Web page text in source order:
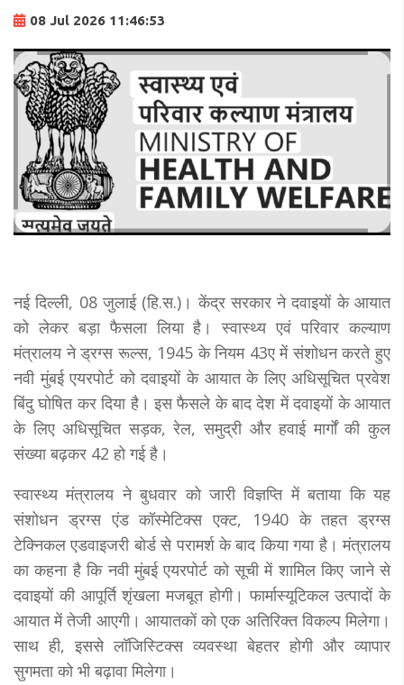
08 Jul 2026 11:46:53
नई दिल्ली, 08 जुलाई (हि.स.)। केंद्र सरकार ने दवाइयों के आयात
को लेकर बड़ा फैसला लिया है। स्वास्थ्य एवं परिवार कल्याण
मंत्रालय ने ड्रग्स रूल्स, 1945 के नियम 43ए में संशोधन करते हुए
नवी मुंबई एयरपोर्ट को दवाइयों के आयात के लिए अधिसूचित प्रवेश
बिंदु घोषित कर दिया है। इस फैसले के बाद देश में दवाइयों के आयात
के लिए अधिसूचित सड़क, रेल, समुद्री और हवाई मार्गों की कुल
संख्या बढ़कर 42 हो गई है।
स्वास्थ्य मंत्रालय ने बुधवार को जारी विज्ञप्ति में बताया कि यह
संशोधन ड्रग्स एंड कॉस्मेटिक्स एक्ट, 1940 के तहत ड्रग्स
टेक्निकल एडवाइजरी बोर्ड से परामर्श के बाद किया गया है। मंत्रालय
का कहना है कि नवी मुंबई एयरपोर्ट को सूची में शामिल किए जाने से
दवाइयों की आपूर्ति शृंखला मजबूत होगी। फार्मास्यूटिकल उत्पादों के
आयात में तेजी आएगी। आयातकों को एक अतिरिक्त विकल्प मिलेगा।
साथ ही, इससे लॉजिस्टिक्स व्यवस्था बेहतर होगी और व्यापार
सुगमता को भी बढ़ावा मिलेगा।